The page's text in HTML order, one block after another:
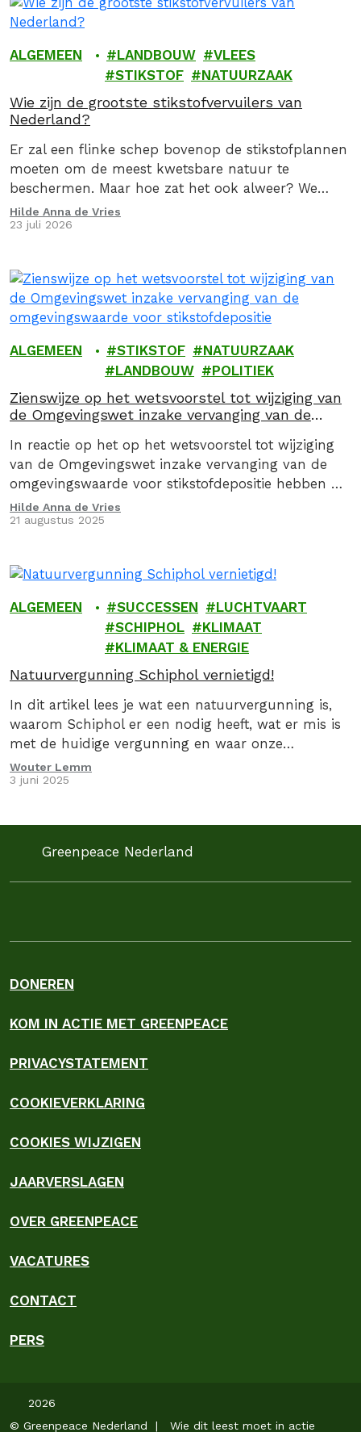
ALGEMEEN LANDBOUW
VLEES
STIKSTOF
NATUURZAAK
Wie zijn de grootste stikstofvervuilers van
Nederland?
Er zal een flinke schep bovenop de stikstofplannen
moeten om de meest kwetsbare natuur te
beschermen. Maar hoe zat het ook alweer? We
geven je graag een stoomcursus
stikstofproblematiek.
Hilde Anna de Vries
23 juli 2026
ALGEMEEN STIKSTOF
NATUURZAAK
LANDBOUW
POLITIEK
Zienswijze op het wetsvoorstel tot wijziging van
de Omgevingswet inzake vervanging van de
In reactie op het op het wetsvoorstel tot wijziging
van de Omgevingswet inzake vervanging van de
omgevingswaarde voor stikstofdepositie hebben wij
een zienswijze ingediend.
Hilde Anna de Vries
21 augustus 2025
ALGEMEEN SUCCESSEN
LUCHTVAART
SCHIPHOL
KLIMAAT
KLIMAAT & ENERGIE
Natuurvergunning Schiphol vernietigd!
In dit artikel lees je wat een natuurvergunning is,
waarom Schiphol er een nodig heeft, wat er mis is
met de huidige vergunning en waar onze
rechtszaak over gaat.
Wouter Lemm
3 juni 2025
Greenpeace Nederland
DONEREN
KOM IN ACTIE MET GREENPEACE
PRIVACYSTATEMENT
COOKIEVERKLARING
COOKIES WIJZIGEN
JAARVERSLAGEN
OVER GREENPEACE
VACATURES
CONTACT
PERS
2026
© Greenpeace Nederland | Wie dit leest moet in actie